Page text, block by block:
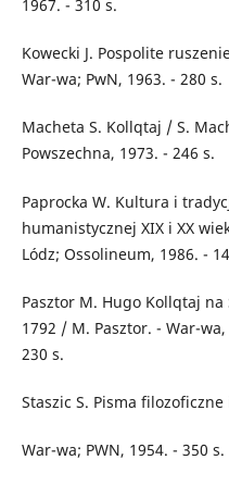
1967. - 310 s.
Kowecki J. Pospolite
War-wa; PwN, 1963. - 280 s.
Macheta S. Kollqtaj / S.
Powszechna, 1973. - 246 s.
Paprocka W. Kultura i
humanistycznej XIX i XX
Lódz; Ossolineum, 1986. -
Pasztor M. Hugo Kollqtaj
1792 / M. Pasztor. - War-
230 s.
Staszic S. Pisma
War-wa; PWN, 1954. - 350 s.